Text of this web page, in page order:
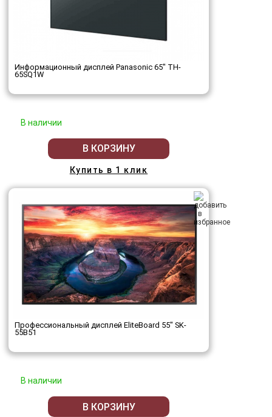
Информационный дисплей Panasonic 65" TH-
65SQ1W
В наличии
В КОРЗИНУ
Купить в 1 клик
Профессиональный дисплей EliteBoard 55" SK-
55B51
В наличии
В КОРЗИНУ